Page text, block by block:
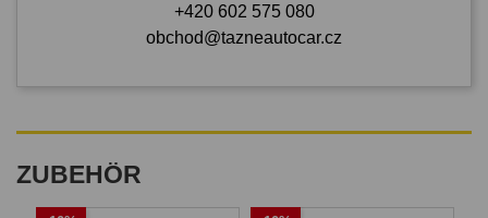
+420 602 575 080
obchod@tazneautocar.cz
ZUBEHÖR